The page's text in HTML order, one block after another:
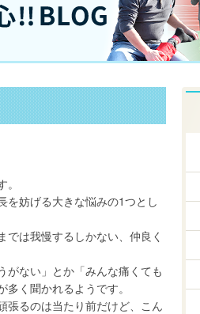
を妨げる大きな悩みの1つとし
は我慢するしかない、仲良く
がない」とか「みんな痛くても
く聞かれるようです。
張るのは当たり前だけど、こん